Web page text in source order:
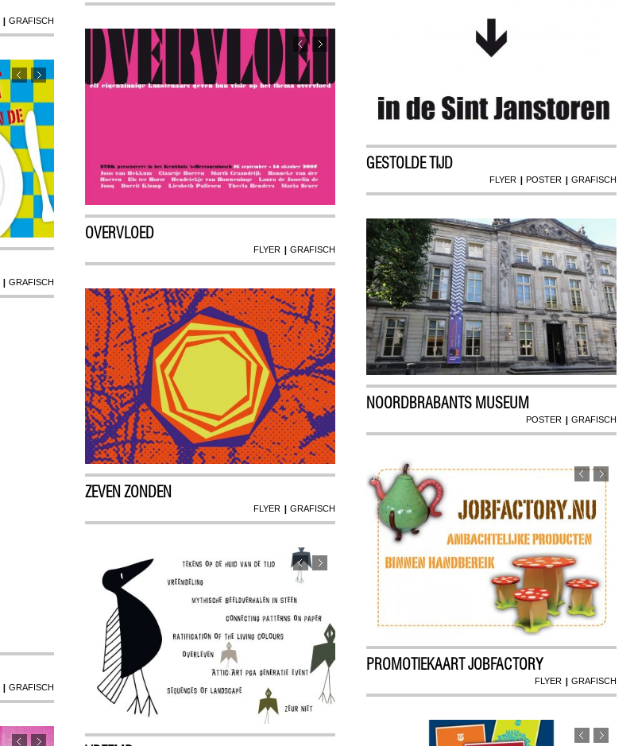
| GRAFISCH
GESTOLDE TIJD
FLYER | POSTER | GRAFISCH
OVERVLOED
FLYER | GRAFISCH
| GRAFISCH
NOORDBRABANTS MUSEUM
POSTER | GRAFISCH
ZEVEN ZONDEN
FLYER | GRAFISCH
| GRAFISCH
PROMOTIEKAART JOBFACTORY
FLYER | GRAFISCH